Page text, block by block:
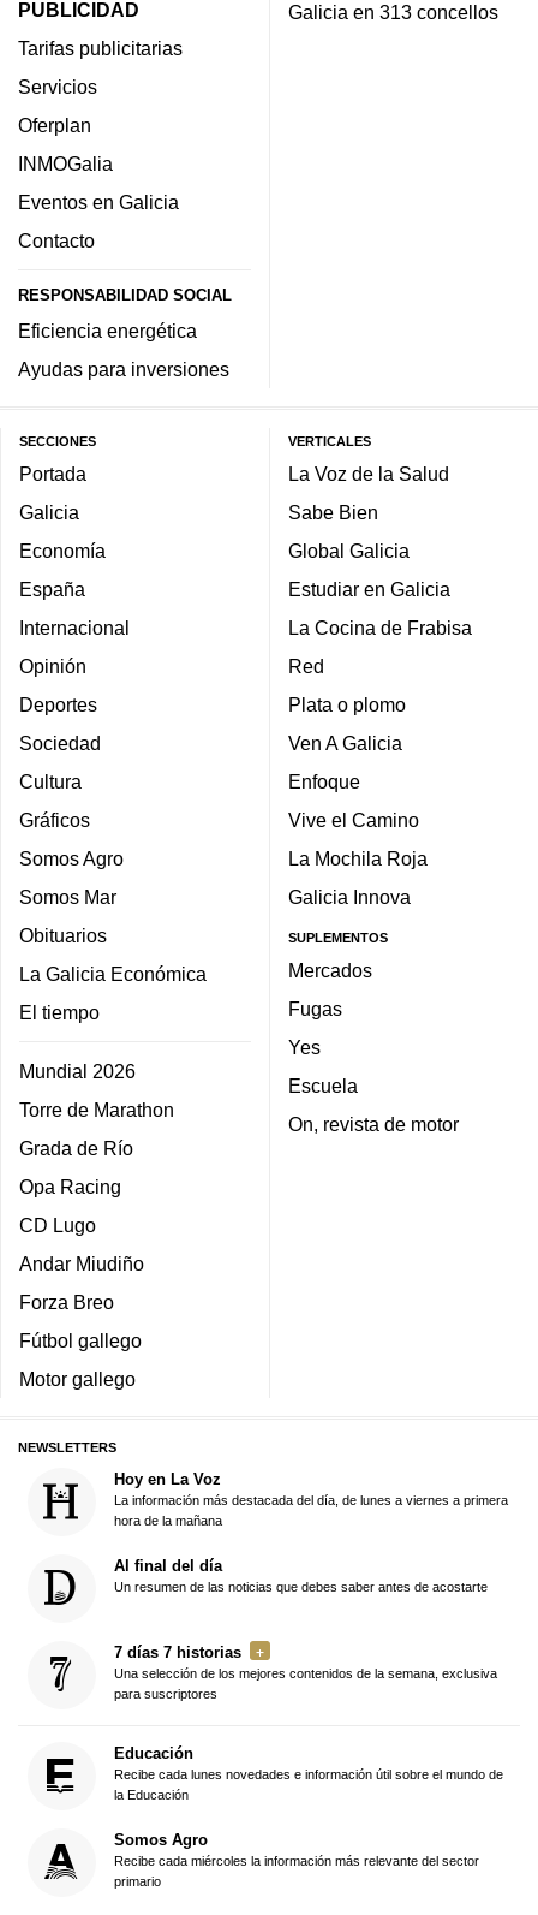
PUBLICIDAD
Tarifas publicitarias
Servicios
Oferplan
INMOGalia
Eventos en Galicia
Contacto
RESPONSABILIDAD SOCIAL
Eficiencia energética
Ayudas para inversiones
Galicia en 313 concellos
SECCIONES
Portada
Galicia
Economía
España
Internacional
Opinión
Deportes
Sociedad
Cultura
Gráficos
Somos Agro
Somos Mar
Obituarios
La Galicia Económica
El tiempo
Mundial 2026
Torre de Marathon
Grada de Río
Opa Racing
CD Lugo
Andar Miudiño
Forza Breo
Fútbol gallego
Motor gallego
VERTICALES
La Voz de la Salud
Sabe Bien
Global Galicia
Estudiar en Galicia
La Cocina de Frabisa
Red
Plata o plomo
Ven A Galicia
Enfoque
Vive el Camino
La Mochila Roja
Galicia Innova
SUPLEMENTOS
Mercados
Fugas
Yes
Escuela
On, revista de motor
NEWSLETTERS
Hoy en La Voz
La información más destacada del día, de lunes a viernes a primera
hora de la mañana
Al final del día
Un resumen de las noticias que debes saber antes de acostarte
7 días 7 historias
Una selección de los mejores contenidos de la semana, exclusiva
para suscriptores
Educación
Recibe cada lunes novedades e información útil sobre el mundo de
la Educación
Somos Agro
Recibe cada miércoles la información más relevante del sector
primario